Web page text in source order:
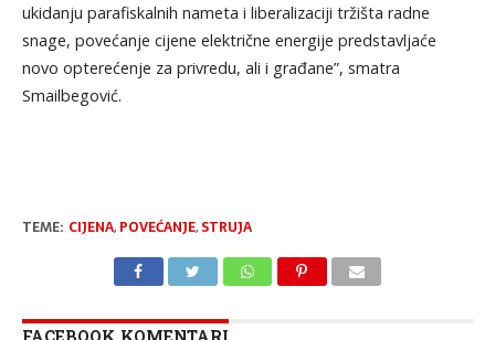
ukidanju parafiskalnih nameta i liberalizaciji tržišta radne
snage, povećanje cijene električne energije predstavljaće
novo opterećenje za privredu, ali i građane”, smatra
Smailbegović.
TEME: CIJENA, POVEĆANJE, STRUJA
FACEBOOK KOMENTARI